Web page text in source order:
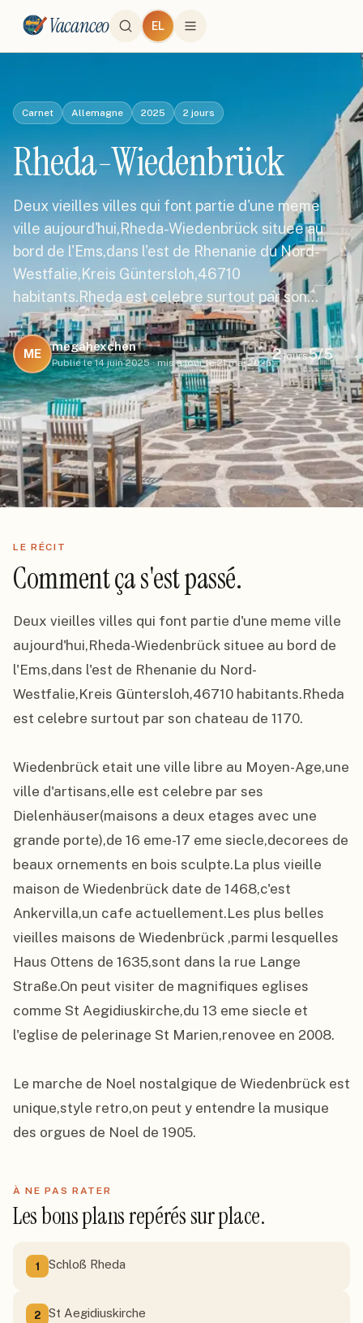
Vacanceo EL
Carnet Allemagne 2025 2 jours
Rheda-Wiedenbrück
Deux vieilles villes qui font partie d'une meme
ville aujourd'hui,Rheda-Wiedenbrück situee au
bord de l'Ems,dans l'est de Rhenanie du Nord-
Westfalie,Kreis Güntersloh,46710
habitants.Rheda est celebre surtout par son…
ME
megahexchen
Publié le 14 juin 2025·mis à jour le 21 mai 2026
2jours5/5
LE RÉCIT
Comment ça s'est passé.
Deux vieilles villes qui font partie d'une meme ville
aujourd'hui,Rheda-Wiedenbrück situee au bord de
l'Ems,dans l'est de Rhenanie du Nord-
Westfalie,Kreis Güntersloh,46710 habitants.Rheda
est celebre surtout par son chateau de 1170.
Wiedenbrück etait une ville libre au Moyen-Age,une
ville d'artisans,elle est celebre par ses
Dielenhäuser(maisons a deux etages avec une
grande porte),de 16 eme-17 eme siecle,decorees de
beaux ornements en bois sculpte.La plus vieille
maison de Wiedenbrück date de 1468,c'est
Ankervilla,un cafe actuellement.Les plus belles
vieilles maisons de Wiedenbrück ,parmi lesquelles
Haus Ottens de 1635,sont dans la rue Lange
Straße.On peut visiter de magnifiques eglises
comme St Aegidiuskirche,du 13 eme siecle et
l'eglise de pelerinage St Marien,renovee en 2008.
Le marche de Noel nostalgique de Wiedenbrück est
unique,style retro,on peut y entendre la musique
des orgues de Noel de 1905.
À NE PAS RATER
Les bons plans repérés sur place.
1 Schloß Rheda
2 St Aegidiuskirche